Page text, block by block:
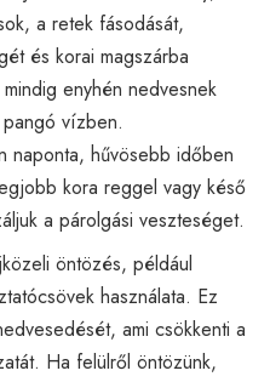
a retek fásodását,
és korai magszárba
enyhén nedvesnek
vízben.
naponta, hűvösebb időben
kora reggel vagy késő
a párolgási veszteséget.
öntözés, például
használata. Ez
ami csökkenti a
Ha felülről öntözünk,